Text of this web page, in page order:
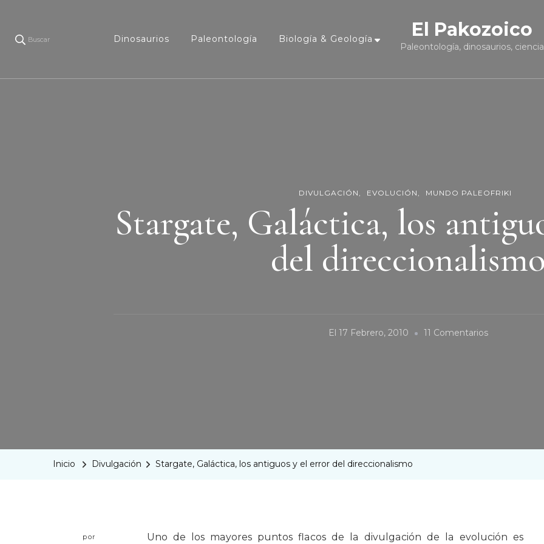
Buscar Dinosaurios Paleontología Biología & Geología El Pakozoico
Paleontología, dinosaurios, ciencia
DIVULGACIÓN EVOLUCIÓN MUNDO PALEOFRIKI
Stargate, Galáctica, los
del direccionalismo
El 17 Febrero, 2010 11 ComentariosEn
Inicio Divulgación Stargate, Galáctica, los antiguos y el error del direccionalismo
por
Uno de los mayores puntos flacos de la divulgación de la evolución es